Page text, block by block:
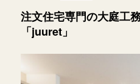
注文住宅専門の大庭工
「juuret」